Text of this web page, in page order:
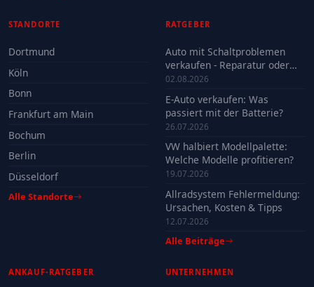
STANDORTE
Dortmund
Köln
Bonn
Frankfurt am Main
Bochum
Berlin
Düsseldorf
Alle Standorte
RATGEBER
Auto mit Schaltproblemen
verkaufen - Reparatur oder
Verkauf?
02.08.2026
E-Auto verkaufen: Was
passiert mit der Batterie?
26.07.2026
VW halbiert Modellpalette:
Welche Modelle profitieren?
19.07.2026
Allradsystem Fehlermeldung:
Ursachen, Kosten & Tipps
12.07.2026
Alle Beiträge
ANKAUF-RATGEBER UNTERNEHMEN